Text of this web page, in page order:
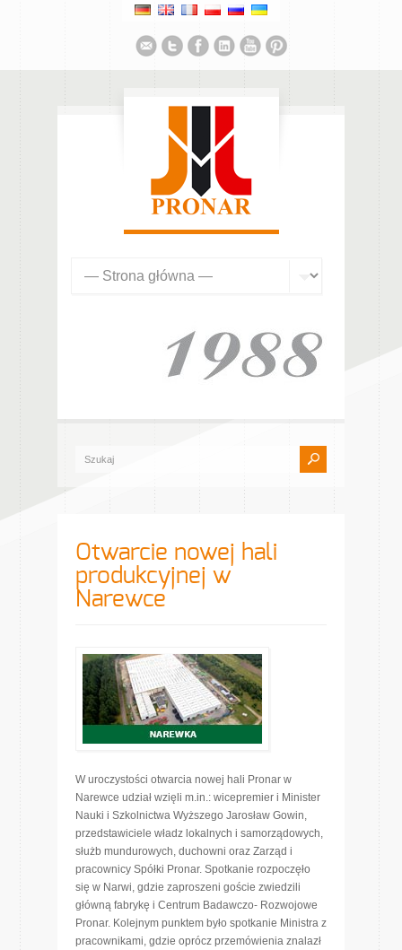
Otwarcie nowej hali
produkcyjnej w
Narewce
W uroczystości otwarcia nowej hali Pronar w
Narewce udział wzięli m.in.: wicepremier i Minister
Nauki i Szkolnictwa Wyższego Jarosław Gowin,
przedstawiciele władz lokalnych i samorządowych,
służb mundurowych, duchowni oraz Zarząd i
pracownicy Spółki Pronar. Spotkanie rozpoczęło
się w Narwi, gdzie zaproszeni goście zwiedzili
główną fabrykę i Centrum Badawczo- Rozwojowe
Pronar. Kolejnym punktem było spotkanie Ministra z
pracownikami, gdzie oprócz przemówienia znalazł